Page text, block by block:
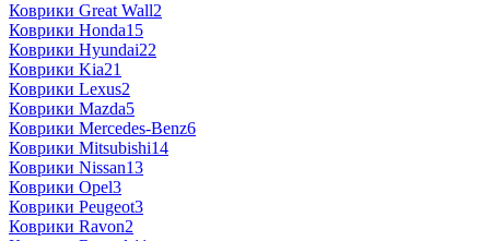
Коврики Great Wall2
Коврики Honda15
Коврики Hyundai22
Коврики Kia21
Коврики Lexus2
Коврики Mazda5
Коврики Mercedes-Benz6
Коврики Mitsubishi14
Коврики Nissan13
Коврики Opel3
Коврики Peugeot3
Коврики Ravon2